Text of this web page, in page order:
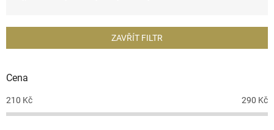
í
r
d
u
ZAVŘÍT FILTR
Cena
210 Kč 290 Kč